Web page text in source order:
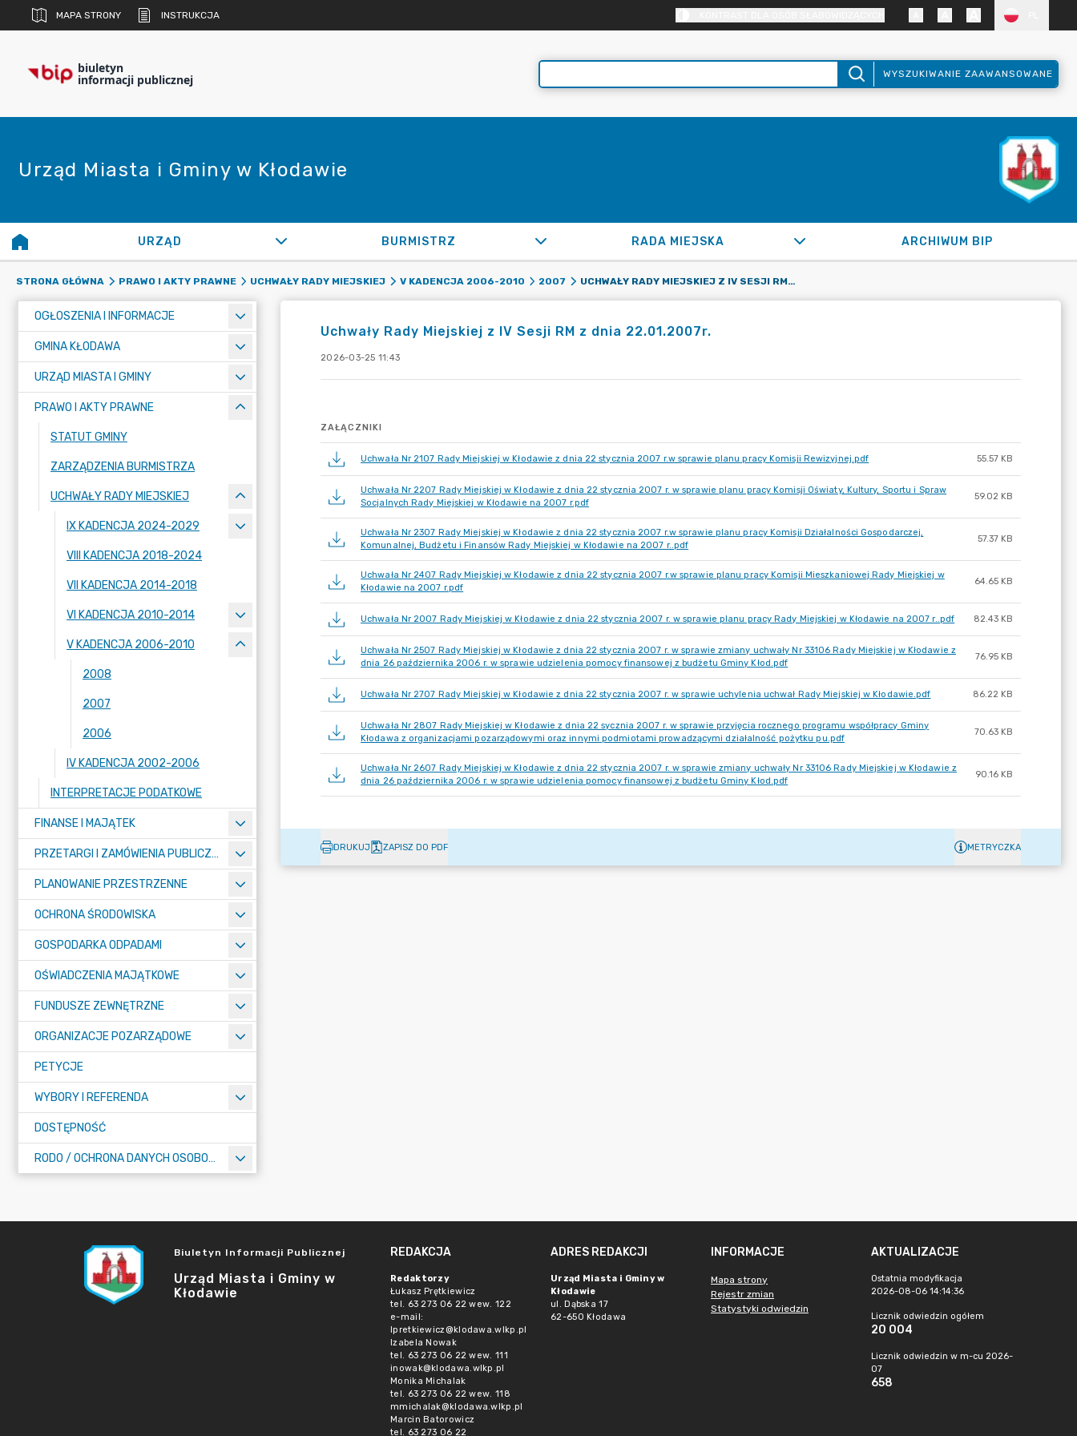
MAPA STRONY INSTRUKCJA
biuletyn
informacji publicznej WYSZUKIWANIE ZAAWANSOWANE
Urząd Miasta i Gminy w Kłodawie
URZĄD BURMISTRZ RADA MIEJSKA ARCHIWUM BIP
STRONA GŁÓWNA PRAWO I AKTY PRAWNE UCHWAŁY RADY MIEJSKIEJ V KADENCJA 2006-2010 2007 UCHWAŁY RADY MIEJSKIEJ Z IV SESJI RM Z DNIA 22.01.2007R.
OGŁOSZENIA I INFORMACJE
GMINA KŁODAWA
URZĄD MIASTA I GMINY
PRAWO I AKTY PRAWNE
STATUT GMINY
ZARZĄDZENIA BURMISTRZA
UCHWAŁY RADY MIEJSKIEJ
IX KADENCJA 2024-2029
VIII KADENCJA 2018-2024
VII KADENCJA 2014-2018
VI KADENCJA 2010-2014
V KADENCJA 2006-2010
2008
2007
2006
IV KADENCJA 2002-2006
INTERPRETACJE PODATKOWE
FINANSE I MAJĄTEK
PRZETARGI I ZAMÓWIENIA PUBLICZNE
PLANOWANIE PRZESTRZENNE
OCHRONA ŚRODOWISKA
GOSPODARKA ODPADAMI
OŚWIADCZENIA MAJĄTKOWE
FUNDUSZE ZEWNĘTRZNE
ORGANIZACJE POZARZĄDOWE
PETYCJE
WYBORY I REFERENDA
DOSTĘPNOŚĆ
RODO / OCHRONA DANYCH OSOBOWYCH
Uchwały Rady Miejskiej z IV Sesji RM z dnia 22.01.2007r.
2026-03-25 11:43
ZAŁĄCZNIKI
Uchwała Nr 2107 Rady Miejskiej w Kłodawie z dnia 22 stycznia 2007 r.w sprawie planu pracy Komisji Rewizyjnej.pdf 55.57 KB
Uchwała Nr 2207 Rady Miejskiej w Kłodawie z dnia 22 stycznia 2007 r. w sprawie planu pracy Komisji Oświaty, Kultury, Sportu i Spraw
Socjalnych Rady Miejskiej w Kłodawie na 2007 r.pdf
59.02 KB
Uchwała Nr 2307 Rady Miejskiej w Kłodawie z dnia 22 stycznia 2007 r.w sprawie planu pracy Komisji Działalności Gospodarczej,
Komunalnej, Budżetu i Finansów Rady Miejskiej w Kłodawie na 2007 r..pdf
57.37 KB
Uchwała Nr 2407 Rady Miejskiej w Kłodawie z dnia 22 stycznia 2007 r.w sprawie planu pracy Komisji Mieszkaniowej Rady Miejskiej w
Kłodawie na 2007 r.pdf
64.65 KB
Uchwała Nr 2007 Rady Miejskiej w Kłodawie z dnia 22 stycznia 2007 r. w sprawie planu pracy Rady Miejskiej w Kłodawie na 2007 r..pdf 82.43 KB
Uchwała Nr 2507 Rady Miejskiej w Kłodawie z dnia 22 stycznia 2007 r. w sprawie zmiany uchwały Nr 33106 Rady Miejskiej w Kłodawie z
dnia 26 października 2006 r. w sprawie udzielenia pomocy finansowej z budżetu Gminy Kłod.pdf
76.95 KB
Uchwała Nr 2707 Rady Miejskiej w Kłodawie z dnia 22 stycznia 2007 r. w sprawie uchylenia uchwał Rady Miejskiej w Kłodawie.pdf 86.22 KB
Uchwała Nr 2807 Rady Miejskiej w Kłodawie z dnia 22 sycznia 2007 r. w sprawie przyjęcia rocznego programu współpracy Gminy
Kłodawa z organizacjami pozarządowymi oraz innymi podmiotami prowadzącymi działalność pożytku pu.pdf
70.63 KB
Uchwała Nr 2607 Rady Miejskiej w Kłodawie z dnia 22 stycznia 2007 r. w sprawie zmiany uchwały Nr 33106 Rady Miejskiej w Kłodawie z
dnia 26 października 2006 r. w sprawie udzielenia pomocy finansowej z budżetu Gminy Kłod.pdf
90.16 KB
DRUKUJ ZAPISZ DO PDF METRYCZKA
Biuletyn Informacji Publicznej
Urząd Miasta i Gminy w
Kłodawie
REDAKCJA
Redaktorzy
Łukasz Prętkiewicz
tel. 63 273 06 22 wew. 122
e-mail:
lpretkiewicz@klodawa.wlkp.pl
Izabela Nowak
tel. 63 273 06 22 wew. 111
inowak@klodawa.wlkp.pl
Monika Michalak
tel. 63 273 06 22 wew. 118
mmichalak@klodawa.wlkp.pl
Marcin Batorowicz
tel. 63 273 06 22
ADRES REDAKCJI
Urząd Miasta i Gminy w
Kłodawie
ul. Dąbska 17
62-650 Kłodawa
INFORMACJE
Mapa strony
Rejestr zmian
Statystyki odwiedzin
AKTUALIZACJE
Ostatnia modyfikacja
2026-08-06 14:14:36
Licznik odwiedzin ogółem
20 004
Licznik odwiedzin w m-cu 2026-
07
658